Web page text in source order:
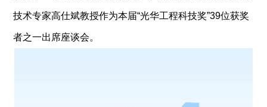
技术专家高仕斌教授作为本届“光华工程科技奖”39位获奖
者之一出席座谈会。